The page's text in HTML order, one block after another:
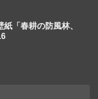
「春耕の防風林、